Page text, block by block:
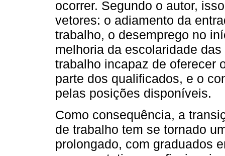
ocorrer. Segundo o autor,
vetores: o adiamento da
trabalho, o desemprego no
melhoria da escolaridade
trabalho incapaz de oferecer
parte dos qualificados, e o
pelas posições disponíveis.
Como consequência, a
de trabalho tem se tornado
prolongado, com graduados